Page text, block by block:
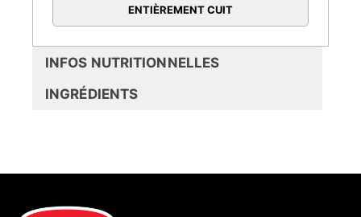
ENTIÈREMENT CUIT
INFOS NUTRITIONNELLES
INGRÉDIENTS